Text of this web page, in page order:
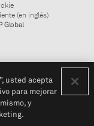
(en inglés)
Global
usted acepta
para mejorar
y